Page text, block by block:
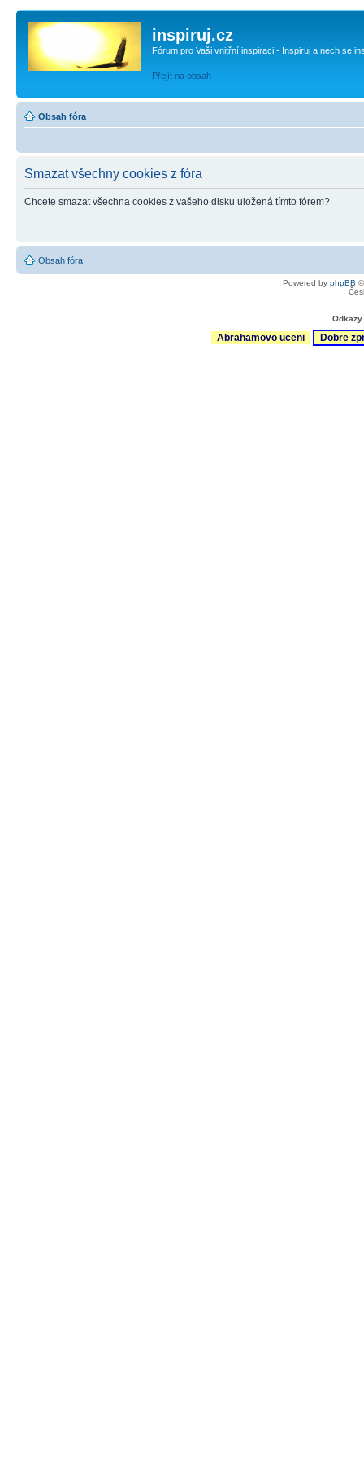
inspiruj.cz
Fórum pro Vaši vnitřní inspiraci - Inspiruj a nech se
Přejít na obsah
Obsah fóra
Smazat všechny cookies z fóra
Chcete smazat všechna cookies z vašeho disku uložená tímto fórem?
Obsah fóra
Powered by phpBB
Abrahamovo uceni Dobre